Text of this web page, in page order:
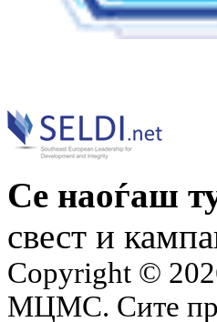
Се наоѓаш
свест и
Copyright ©
МЦМС. Сите